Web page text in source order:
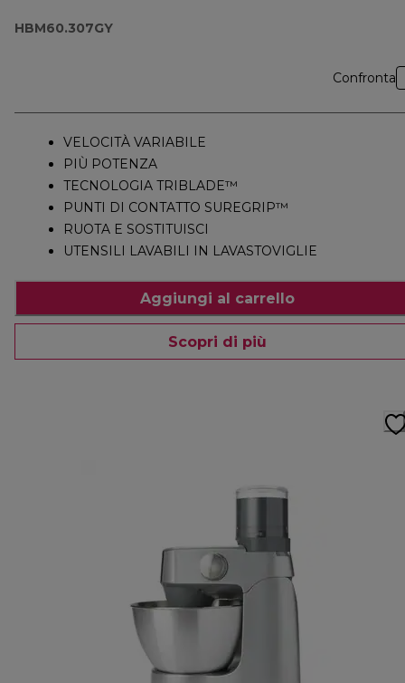
HBM60.307GY
Confronta
VELOCITÀ VARIABILE
PIÙ POTENZA
TECNOLOGIA TRIBLADE™
PUNTI DI CONTATTO SUREGRIP™
RUOTA E SOSTITUISCI
UTENSILI LAVABILI IN LAVASTOVIGLIE
Aggiungi al carrello
Scopri di più